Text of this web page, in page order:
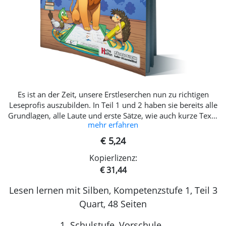
Es ist an der Zeit, unsere Erstleserchen nun zu richtigen
Leseprofis auszubilden. In Teil 1 und 2 haben sie bereits alle
Grundlagen, alle Laute und erste Sätze, wie auch kurze Texte
kennen und meistern gelernt. Nun geht es ans Eingemachte!
Schwierige Laut- und Buchstabenkombinationen fordern das
Geschick Ihrer Leseanfänger heraus, lustige Texte und Rätsel
führen sie über Reime und Geschichten hin zu wahren
Leseprofis. Silben werden in den Wörtern zuliebe der
Betonung und Rechtschreibung wie folgt markiert: Bei
einsilbigen Wörtern wird auf Markierungen verzichtet Bei
zwei- oder mehrsilbigen Wörtern werden die einzelnen
Silben abwechselnd fett und nicht fett dargestellt. Die erste
mehr erfahren
€ 5,24
Kopierlizenz:
€ 31,44
Lesen lernen mit Silben, Kompetenzstufe 1, Teil 3
Quart, 48 Seiten